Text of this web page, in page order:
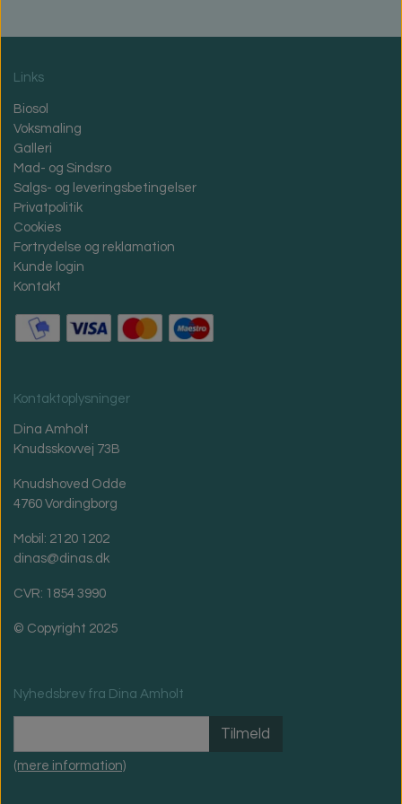
Links
Biosol
Voksmaling
Galleri
Mad- og Sindsro
Salgs- og leveringsbetingelser
Privatpolitik
Cookies
Fortrydelse og reklamation
Kunde login
Kontakt
Kontaktoplysninger
Dina Amholt
Knudsskovvej 73B
Knudshoved Odde
4760 Vordingborg
Mobil: 2120 1202
dinas@dinas.dk
CVR: 1854 3990
© Copyright 2025
Nyhedsbrev fra Dina Amholt
Tilmeld
(mere information)